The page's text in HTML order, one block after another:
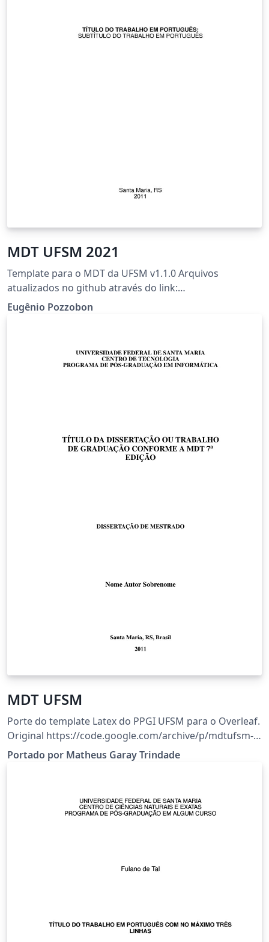
MDT UFSM 2021
Template para o MDT da UFSM v1.1.0 Arquivos
atualizados no github através do link:
https://github.com/Eugenio-Pozzobon/mdt-ufsm-2021-
latex Observação: template revisado pelos
Eugênio Pozzobon
MDT UFSM
Porte do template Latex do PPGI UFSM para o Overleaf.
Original https://code.google.com/archive/p/mdtufsm-
ppgi/downloads
Portado por Matheus Garay Trindade